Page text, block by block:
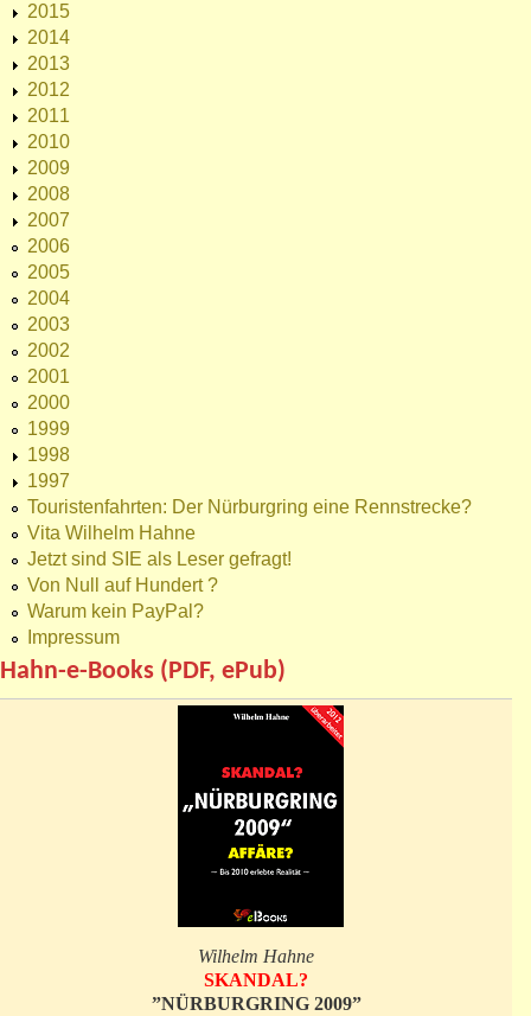
2015
2014
2013
2012
2011
2010
2009
2008
2007
2006
2005
2004
2003
2002
2001
2000
1999
1998
1997
Touristenfahrten: Der Nürburgring eine Rennstrecke?
Vita Wilhelm Hahne
Jetzt sind SIE als Leser gefragt!
Von Null auf Hundert ?
Warum kein PayPal?
Impressum
Hahn-e-Books (PDF, ePub)
Wilhelm Hahne
SKANDAL?
”NÜRBURGRING 2009”